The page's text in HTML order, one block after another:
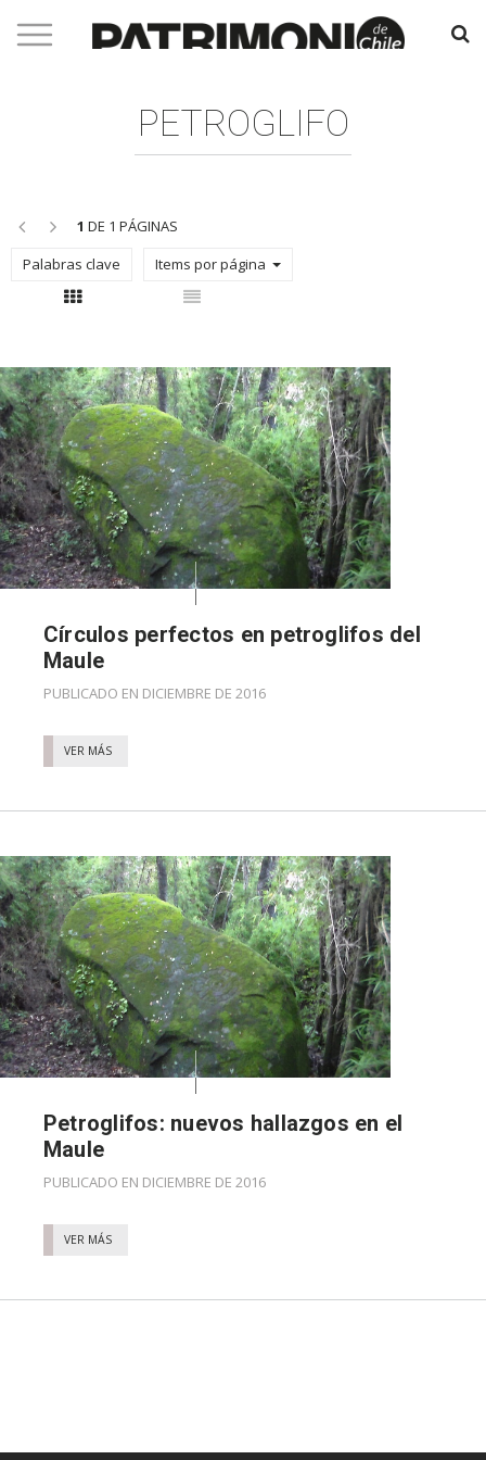
PETROGLIFO
<< >> 1 DE 1 PÁGINAS
Palabras clave
Items por página
Con thumbnail Sin thumbnail
Círculos perfectos en petroglifos del
Maule
PUBLICADO EN DICIEMBRE DE 2016
VER MÁS
Petroglifos: nuevos hallazgos en el
Maule
PUBLICADO EN DICIEMBRE DE 2016
VER MÁS